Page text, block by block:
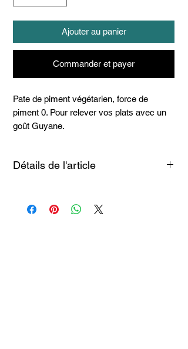
Ajouter au panier
Commander et payer
Pate de piment végétarien, force de
piment 0. Pour relever vos plats avec un
goût Guyane.
Détails de l'article
(49 %), huile de tournesol, gingembre,
vinaigre, sel, ail, acidifiant : acide citrique,